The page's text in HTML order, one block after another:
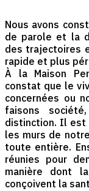
Nous avons
de parole et la
des trajectoires
rapide et plus
À la Maison
constat que le
concernées ou
faisons
distinction. Il est
les murs de
toute entière.
réunies pour
manière dont
conçoivent la